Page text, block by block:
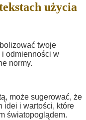
użycia
twoje
odmienności w
normy.
może sugerować, że
idei i wartości, które
światopoglądem.